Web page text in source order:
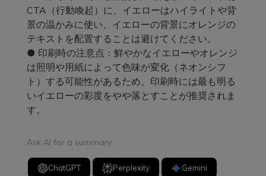
CTA（行動喚起）に、イエローはハイライトや背
景の温かみに使い、イエローの背景にオレンジの
テキストを配置することは避けてください。
● 印刷時の注意点：鮮やかなイエローやオレンジ
は照明や用紙によって色味が変化（ネオンシフ
ト）する可能性があるため、印刷時には最も明る
いイエローの彩度をやや落とすことが推奨されま
す。
Ask AI for a summary
ChatGPT Perplexity Gemini